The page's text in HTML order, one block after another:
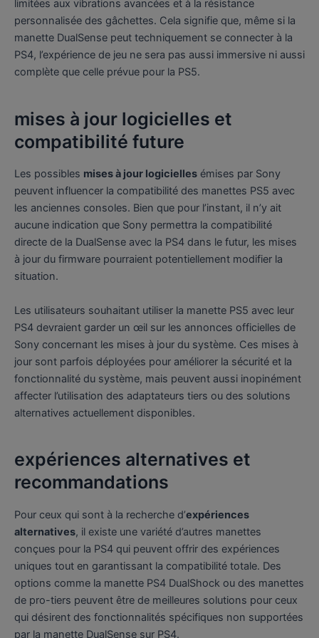
limitées aux vibrations avancées et à la résistance
personnalisée des gâchettes. Cela signifie que, même si la
manette DualSense peut techniquement se connecter à la
PS4, l’expérience de jeu ne sera pas aussi immersive ni aussi
complète que celle prévue pour la PS5.
mises à jour logicielles et
compatibilité future
Les possibles mises à jour logicielles émises par Sony
peuvent influencer la compatibilité des manettes PS5 avec
les anciennes consoles. Bien que pour l’instant, il n’y ait
aucune indication que Sony permettra la compatibilité
directe de la DualSense avec la PS4 dans le futur, les mises
à jour du firmware pourraient potentiellement modifier la
situation.
Les utilisateurs souhaitant utiliser la manette PS5 avec leur
PS4 devraient garder un œil sur les annonces officielles de
Sony concernant les mises à jour du système. Ces mises à
jour sont parfois déployées pour améliorer la sécurité et la
fonctionnalité du système, mais peuvent aussi inopinément
affecter l’utilisation des adaptateurs tiers ou des solutions
alternatives actuellement disponibles.
expériences alternatives et
recommandations
Pour ceux qui sont à la recherche d’expériences
alternatives, il existe une variété d’autres manettes
conçues pour la PS4 qui peuvent offrir des expériences
uniques tout en garantissant la compatibilité totale. Des
options comme la manette PS4 DualShock ou des manettes
de pro-tiers peuvent être de meilleures solutions pour ceux
qui désirent des fonctionnalités spécifiques non supportées
par la manette DualSense sur PS4.